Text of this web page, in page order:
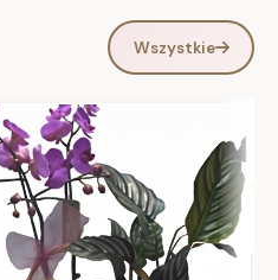
Wszystkie